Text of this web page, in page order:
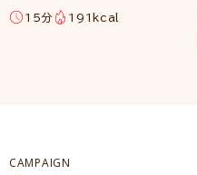
15分 191kcal
CAMPAIGN